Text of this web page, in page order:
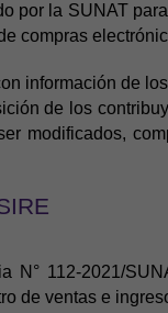
por la SUNAT
compras
información de
de los
modificados,
N° 112-2021/
de ventas e